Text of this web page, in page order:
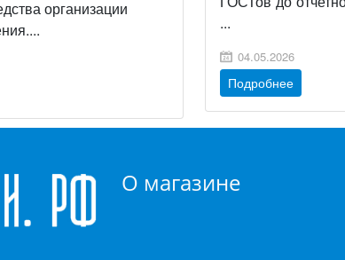
организации
...
04.05.2026
Подробнее
О магазине